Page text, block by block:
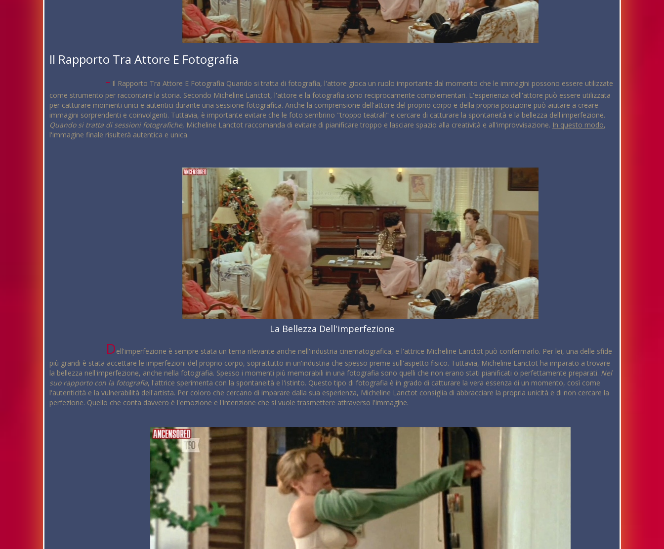
Il Rapporto Tra Attore E Fotografia
- Il Rapporto Tra Attore E Fotografia Quando si tratta di fotografia, l'attore gioca un ruolo importante dal momento che le immagini possono essere utilizzate
come strumento per raccontare la storia. Secondo Micheline Lanctot, l'attore e la fotografia sono reciprocamente complementari. L'esperienza dell'attore può essere utilizzata
per catturare momenti unici e autentici durante una sessione fotografica. Anche la comprensione dell'attore del proprio corpo e della propria posizione può aiutare a creare
immagini sorprendenti e coinvolgenti. Tuttavia, è importante evitare che le foto sembrino "troppo teatrali" e cercare di catturare la spontaneità e la bellezza dell'imperfezione.
Quando si tratta di sessioni fotografiche, Micheline Lanctot raccomanda di evitare di pianificare troppo e lasciare spazio alla creatività e all'improvvisazione. In questo modo,
l'immagine finale risulterà autentica e unica.
La Bellezza Dell'imperfezione
Dell'imperfezione è sempre stata un tema rilevante anche nell'industria cinematografica, e l'attrice Micheline Lanctot può confermarlo. Per lei, una delle sfide
più grandi è stata accettare le imperfezioni del proprio corpo, soprattutto in un'industria che spesso preme sull'aspetto fisico. Tuttavia, Micheline Lanctot ha imparato a trovare
la bellezza nell'imperfezione, anche nella fotografia. Spesso i momenti più memorabili in una fotografia sono quelli che non erano stati pianificati o perfettamente preparati. Nel
suo rapporto con la fotografia, l'attrice sperimenta con la spontaneità e l'istinto. Questo tipo di fotografia è in grado di catturare la vera essenza di un momento, così come
l'autenticità e la vulnerabilità dell'artista. Per coloro che cercano di imparare dalla sua esperienza, Micheline Lanctot consiglia di abbracciare la propria unicità e di non cercare la
perfezione. Quello che conta davvero è l'emozione e l'intenzione che si vuole trasmettere attraverso l'immagine.